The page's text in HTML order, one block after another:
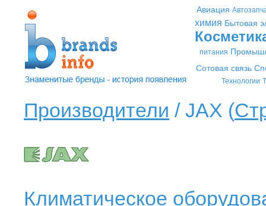
Авиация
химия Бытовая
питания
Сотовая связь
Технологии
Производители / JAX (
Климатическое